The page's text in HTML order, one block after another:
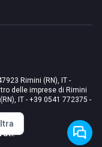
Rimini (RN), IT -
delle imprese di Rimini
IT - +39 0541 772375 -